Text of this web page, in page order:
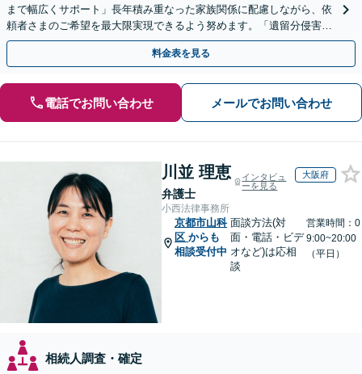
まで幅広くサポート」長年積み重なった家族関係に配慮しながら、依
頼者さまのご希望を最大限実現できるよう努めます。「遺留分侵害額
請求／相続放棄／不動産・株式の相続／年金分割ほか」
料金表を見る
電話でお問い合わせ メールでお問い合わせ
川並 理恵
弁護士
インタビュ
ーを見る
大阪府
小西法律事務所
京都市山科
区 からも
相談受付中
面談方法(対
面・電話・ビデ
オなど)は応相
談
営業時間：0
9:00~20:00
（平日）
相続人調査・確定